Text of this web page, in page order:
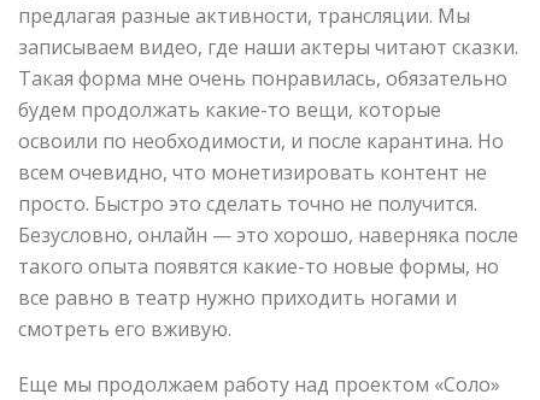
предлагая разные активности, трансляции. Мы
записываем видео, где наши актеры читают сказки.
Такая форма мне очень понравилась, обязательно
будем продолжать какие-то вещи, которые
освоили по необходимости, и после карантина. Но
всем очевидно, что монетизировать контент не
просто. Быстро это сделать точно не получится.
Безусловно, онлайн — это хорошо, наверняка после
такого опыта появятся какие-то новые формы, но
все равно в театр нужно приходить ногами и
смотреть его вживую.
Еще мы продолжаем работу над проектом «Соло»